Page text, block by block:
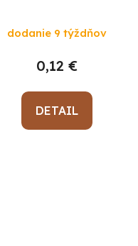
dodanie 9 týždňov
0,12 €
DETAIL